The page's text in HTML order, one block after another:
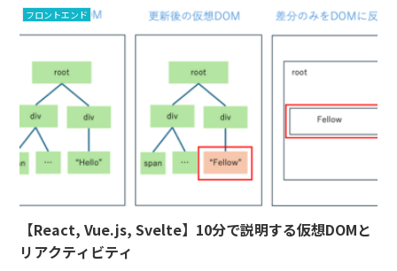
フロントエンド
【React, Vue.js, Svelte】10分で説明する仮想DOMと
リアクティビティ